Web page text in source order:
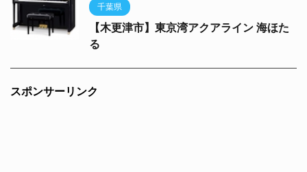
千葉県
【木更津市】東京湾アクアライン 海ほた
る
スポンサーリンク